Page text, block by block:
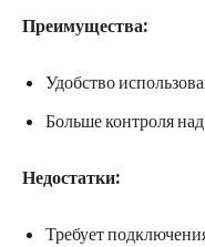
Преимущества:
Удобство
Больше контроля
Недостатки:
Требует